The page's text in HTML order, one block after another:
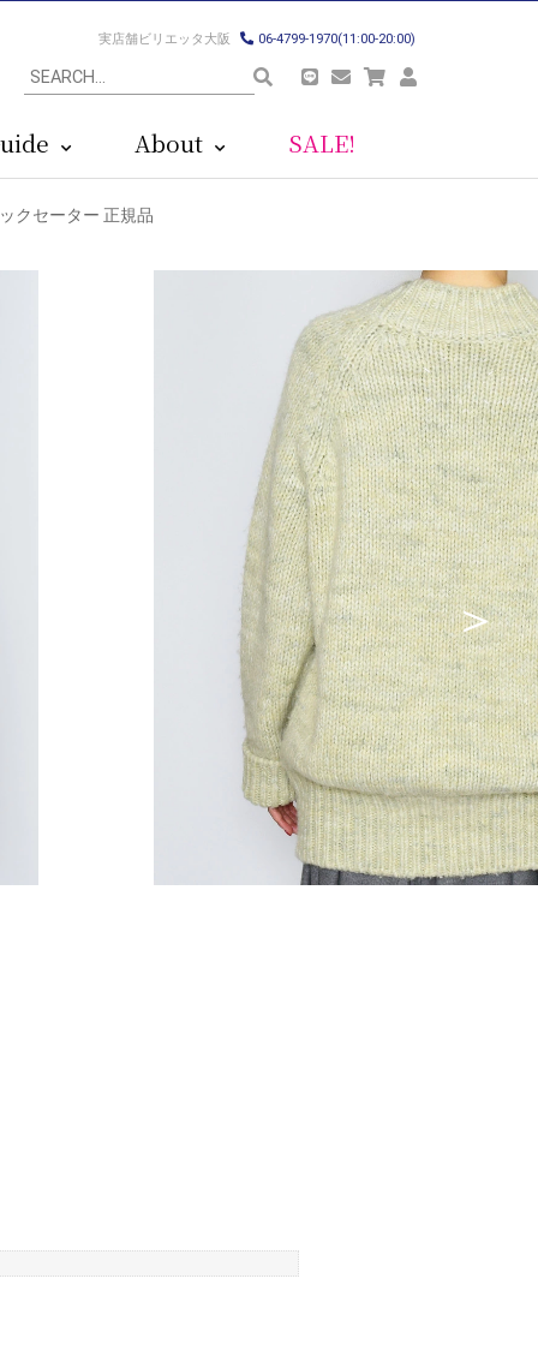
実店舗ビリエッタ大阪 06-4799-1970(11:00-20:00)
About SALE!
クセーター 正規品